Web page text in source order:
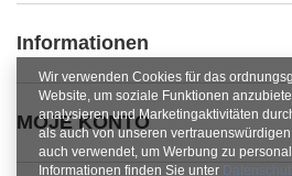
Informationen
MOJE KONTO
Wir verwenden Cookies für das
Website, um soziale Funktionen
analysieren und Marketingaktivitäten
als auch von unseren
auch verwendet, um Werbung zu
Informationen finden Sie unter